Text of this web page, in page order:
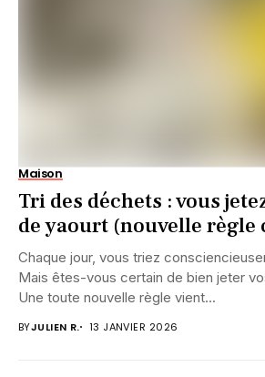
Maison
Tri des déchets : vous
de yaourt (nouvelle règle
Chaque jour, vous triez
Mais êtes-vous certain de bien jeter
Une toute nouvelle règle vient...
BYJULIEN R. 13 JANVIER 2026